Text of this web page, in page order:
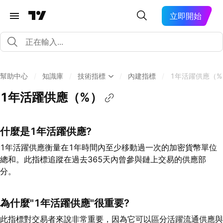
立即開始
幫助中心 知識庫 技術指標 內建指標 1年活躍供應（
1年活躍供應（%）
什麼是1年活躍供應?
1年活躍供應衡量在1年時間內至少移動過一次的加密貨幣單位
總和。此指標追蹤在過去365天內曾參與鏈上交易的供應部
分。
為什麼"1年活躍供應"很重要?
此指標對交易者來說非常重要，因為它可以區分活躍流通供應與